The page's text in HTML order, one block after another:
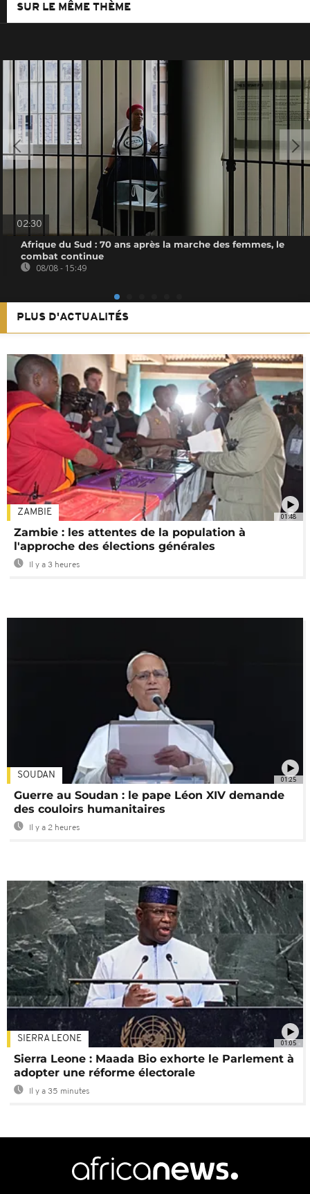
SUR LE MÊME THÈME
02:30
Afrique du Sud : 70 ans après la marche des femmes, le
combat continue
08/08 - 15:49
PLUS D'ACTUALITÉS
01:48
ZAMBIE
Zambie : les attentes de la population à
l'approche des élections générales
Il y a 3 heures
01:25
SOUDAN
Guerre au Soudan : le pape Léon XIV demande
des couloirs humanitaires
Il y a 2 heures
01:05
SIERRA LEONE
Sierra Leone : Maada Bio exhorte le Parlement à
adopter une réforme électorale
Il y a 35 minutes